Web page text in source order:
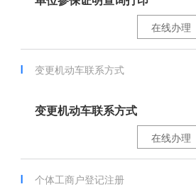
在线办理
变更机动车联系方式
变更机动车联系方式
在线办理
个体工商户登记注册